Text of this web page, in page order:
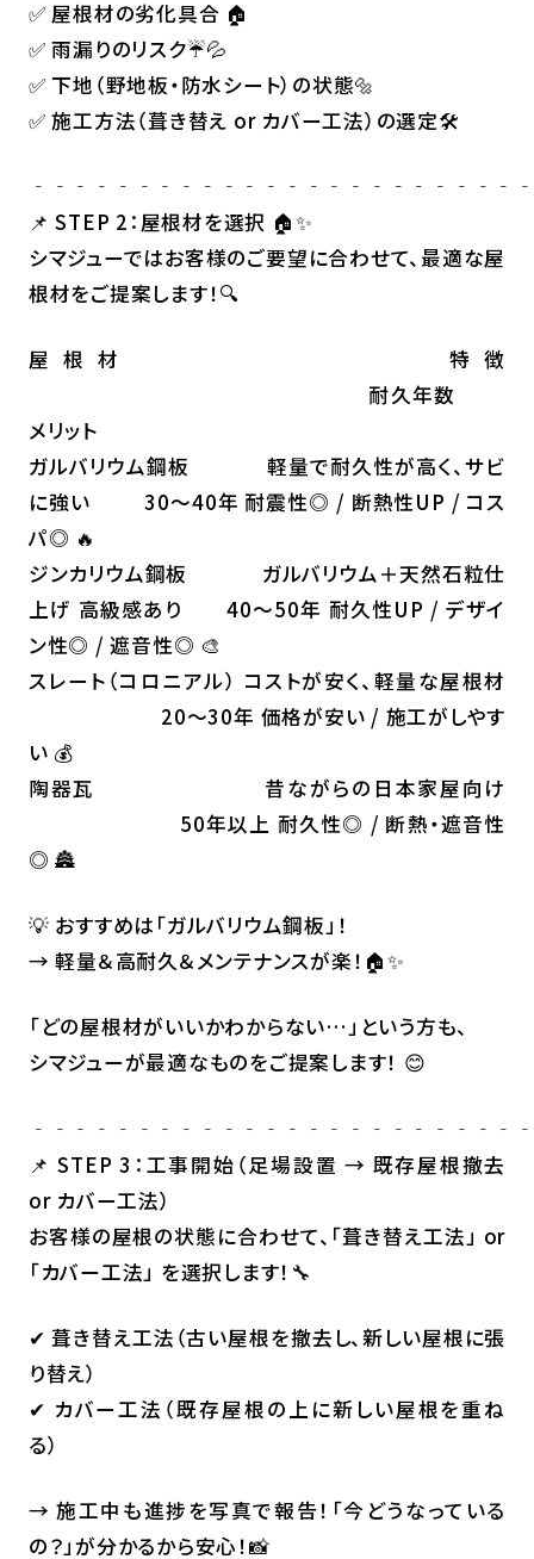
✅ 屋根材の劣化具合 🏠
✅ 雨漏りのリスク☔💦
✅ 下地（野地板・防水シート）の状態🔩
✅ 施工方法（葺き替え or カバー工法）の選定🛠
📌 STEP 2：屋根材を選択 🏠✨
シマジューではお客様のご要望に合わせて、最適な屋
根材をご提案します！🔍
屋根材 特徴
耐久年数
メリット
ガルバリウム鋼板 軽量で耐久性が高く、サビ
に強い 30～40年 耐震性◎ / 断熱性UP / コス
パ◎ 🔥
ジンカリウム鋼板 ガルバリウム＋天然石粒仕
上げ 高級感あり 40～50年 耐久性UP / デザイ
ン性◎ / 遮音性◎ 🎨
スレート（コロニアル） コストが安く、軽量な屋根材
20～30年 価格が安い / 施工がしやす
い 💰
陶器瓦 昔ながらの日本家屋向け
50年以上 耐久性◎ / 断熱・遮音性
◎ 🏯
💡 おすすめは「ガルバリウム鋼板」！
→ 軽量＆高耐久＆メンテナンスが楽！🏠✨
「どの屋根材がいいかわからない…」という方も、
シマジューが最適なものをご提案します！ 😊
📌 STEP 3：工事開始（足場設置 → 既存屋根撤去
or カバー工法）
お客様の屋根の状態に合わせて、「葺き替え工法」 or
「カバー工法」 を選択します！🔧
✔ 葺き替え工法（古い屋根を撤去し、新しい屋根に張
り替え）
✔ カバー工法（既存屋根の上に新しい屋根を重ね
る）
→ 施工中も進捗を写真で報告！「今どうなっている
の？」が分かるから安心！📸